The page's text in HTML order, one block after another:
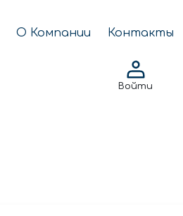
О Компании Контакты
Войти